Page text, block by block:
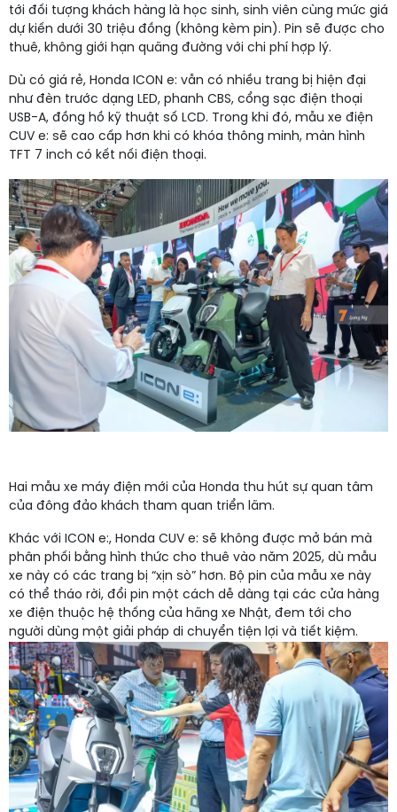
tới đối tượng khách hàng là học sinh, sinh viên cùng mức giá
dự kiến dưới 30 triệu đồng (không kèm pin). Pin sẽ được cho
thuê, không giới hạn quãng đường với chi phí hợp lý.
Dù có giá rẻ, Honda ICON e: vẫn có nhiều trang bị hiện đại
như đèn trước dạng LED, phanh CBS, cổng sạc điện thoại
USB-A, đồng hồ kỹ thuật số LCD. Trong khi đó, mẫu xe điện
CUV e: sẽ cao cấp hơn khi có khóa thông minh, màn hình
TFT 7 inch có kết nối điện thoại.
Hai mẫu xe máy điện mới của Honda thu hút sự quan tâm
của đông đảo khách tham quan triển lãm.
Khác với ICON e:, Honda CUV e: sẽ không được mở bán mà
phân phối bằng hình thức cho thuê vào năm 2025, dù mẫu
xe này có các trang bị “xịn sò” hơn. Bộ pin của mẫu xe này
có thể tháo rời, đổi pin một cách dễ dàng tại các cửa hàng
xe điện thuộc hệ thống của hãng xe Nhật, đem tới cho
người dùng một giải pháp di chuyển tiện lợi và tiết kiệm.